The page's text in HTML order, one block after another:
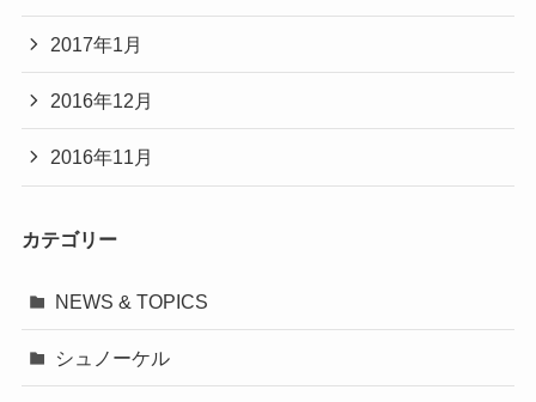
2017年1月
2016年12月
2016年11月
カテゴリー
NEWS & TOPICS
シュノーケル